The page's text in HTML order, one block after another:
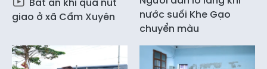
giao ở xã Cẩm Xuyên
nước suối Khe Gạo
chuyển màu